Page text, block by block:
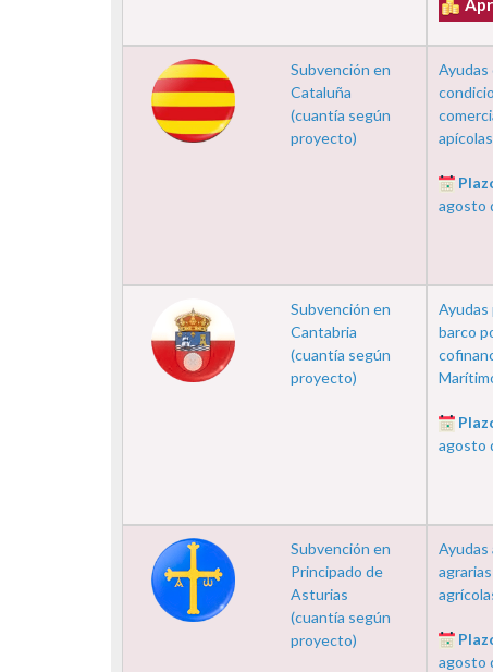
Subvención en
Cataluña
(cuantía según
proyecto)
Ayudas
agosto
Subvención en
Cantabria
(cuantía según
proyecto)
Ayudas
barco
agosto
Subvención en
Principado de
Asturias
(cuantía según
proyecto)
Ayudas
agosto